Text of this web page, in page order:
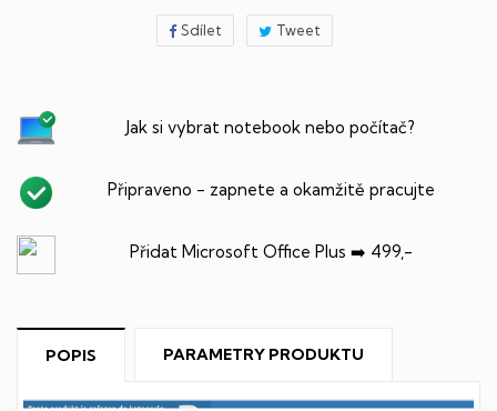
Sdílet Tweet
Jak si vybrat notebook nebo počítač?
Připraveno - zapnete a okamžitě pracujte
Přidat Microsoft Office Plus ➡️ 499,-
POPIS PARAMETRY PRODUKTU